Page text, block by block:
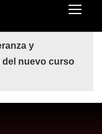
y
nuevo curso